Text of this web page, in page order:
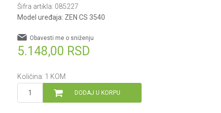
Šifra artikla: 085227
Model uređaja: ZEN CS 3540
5.148,00 RSD
Obavesti me o sniženju
Količina: 1 KOM
DODAJ U KORPU